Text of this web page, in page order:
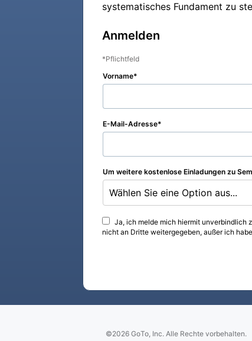
systematisches Fundament zu
Anmelden
Pflichtfeld
Vorname
E-Mail-Adresse
Um weitere kostenlose Einladungen zu
Wählen Sie eine Option aus...
Ja, ich melde mich hiermit unverbindlich
nicht an Dritte weitergegeben, außer ich
©2026 GoTo, Inc. Alle Rechte vorbehalten.